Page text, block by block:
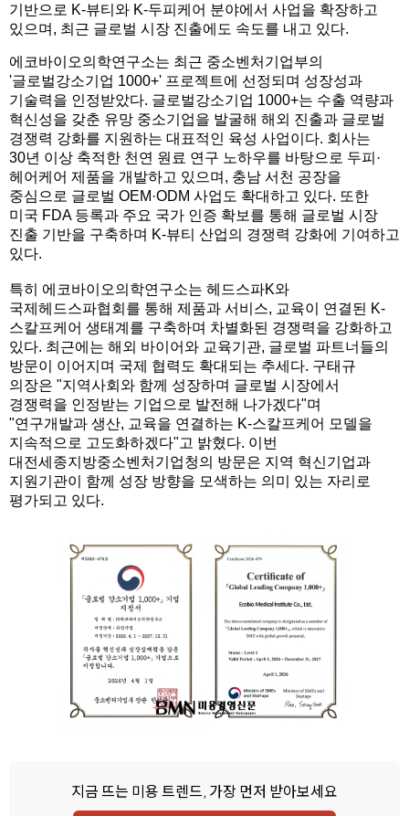
기반으로 K-뷰티와 K-두피케어 분야에서 사업을 확장하고
있으며, 최근 글로벌 시장 진출에도 속도를 내고 있다.
에코바이오의학연구소는 최근 중소벤처기업부의
'글로벌강소기업 1000+' 프로젝트에 선정되며 성장성과
기술력을 인정받았다. 글로벌강소기업 1000+는 수출 역량과
혁신성을 갖춘 유망 중소기업을 발굴해 해외 진출과 글로벌
경쟁력 강화를 지원하는 대표적인 육성 사업이다. 회사는
30년 이상 축적한 천연 원료 연구 노하우를 바탕으로 두피·
헤어케어 제품을 개발하고 있으며, 충남 서천 공장을
중심으로 글로벌 OEM·ODM 사업도 확대하고 있다. 또한
미국 FDA 등록과 주요 국가 인증 확보를 통해 글로벌 시장
진출 기반을 구축하며 K-뷰티 산업의 경쟁력 강화에 기여하고
있다.
특히 에코바이오의학연구소는 헤드스파K와
국제헤드스파협회를 통해 제품과 서비스, 교육이 연결된 K-
스칼프케어 생태계를 구축하며 차별화된 경쟁력을 강화하고
있다. 최근에는 해외 바이어와 교육기관, 글로벌 파트너들의
방문이 이어지며 국제 협력도 확대되는 추세다. 구태규
의장은 "지역사회와 함께 성장하며 글로벌 시장에서
경쟁력을 인정받는 기업으로 발전해 나가겠다"며
"연구개발과 생산, 교육을 연결하는 K-스칼프케어 모델을
지속적으로 고도화하겠다"고 밝혔다. 이번
대전세종지방중소벤처기업청의 방문은 지역 혁신기업과
지원기관이 함께 성장 방향을 모색하는 의미 있는 자리로
평가되고 있다.
지금 뜨는 미용 트렌드, 가장 먼저 받아보세요